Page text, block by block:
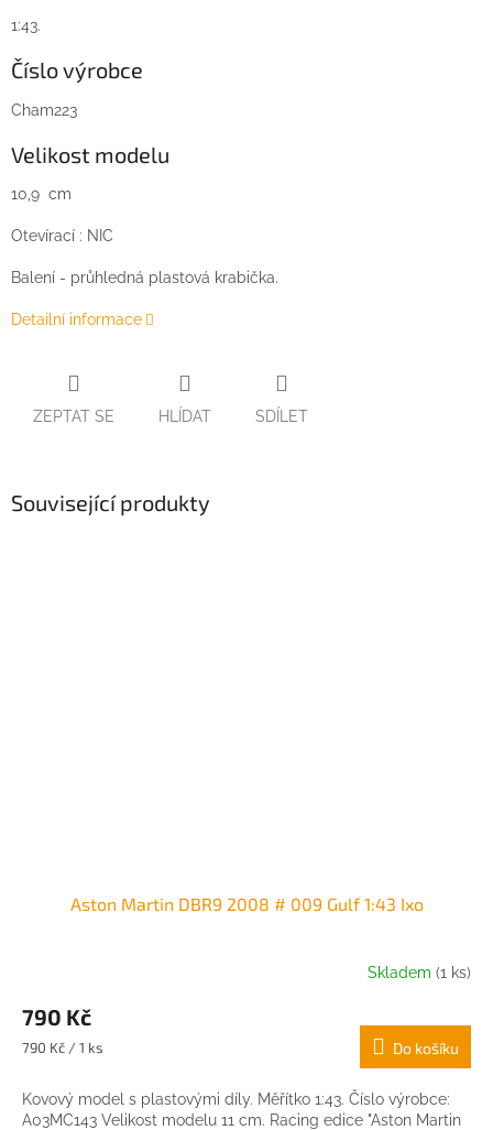
1:43.
Číslo výrobce
Cham223
Velikost modelu
10,9 cm
Otevírací : NIC
Balení - průhledná plastová krabička.
Detailní informace
ZEPTAT SE HLÍDAT SDÍLET
Související produkty
Aston Martin DBR9 2008 # 009 Gulf 1:43 Ixo
Skladem (1 ks)
790 Kč
Měrná
790 Kč / 1 ks Do košíku
Kovový model s plastovými díly. Měřítko 1:43. Číslo výrobce:
A03MC143 Velikost modelu 11 cm. Racing edice "Aston Martin